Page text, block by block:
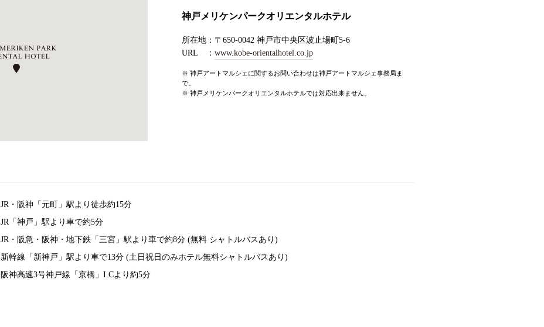
神戸メリケンパークオリエンタルホテル
所在地 〒650-0042神戸市中央区波止場町5-6
URL
www.kobe-orientalhotel.co.jp
※ 神戸アートマルシェに関するお問い合わせは神戸アートマルシェ事務局ま
で。
※ 神戸メリケンパークオリエンタルホテルでは対応出来ません。
JR・阪神「元町」駅より徒歩約15分
JR「神戸」駅より車で約5分
JR・阪急・阪神・地下鉄「三宮」駅より車で約8分 (無料 シャトルバスあり)
新幹線「新神戸」駅より車で13分 (土日祝日のみホテル無料シャトルバスあり)
阪神高速3号神戸線「京橋」I.Cより約5分